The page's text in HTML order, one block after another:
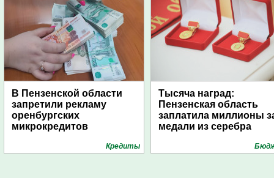
В Пензенской области
запретили рекламу
оренбургских
микрокредитов
Кредиты
Тысяча наград:
Пензенская область
заплатила миллионы
медали из серебра